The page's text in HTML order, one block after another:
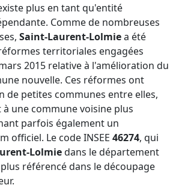
plus en tant qu'entité
Comme de nombreuses
Saint-Laurent-Lolmiea été
territoriales engagées
2015 relative à l'amélioration du
nouvelle. Ces réformes ont
de petites communes entre elles,
une commune voisine plus
parfois également un
officiel. Le code INSEE 46274, qui
Lolmiedans le département
référencé dans le découpage